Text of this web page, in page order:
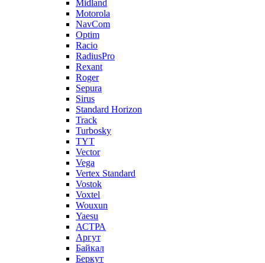
Midland
Motorola
NavCom
Optim
Racio
RadiusPro
Rexant
Roger
Sepura
Sirus
Standard Horizon
Track
Turbosky
TYT
Vector
Vega
Vertex Standard
Vostok
Voxtel
Wouxun
Yaesu
АСТРА
Аргут
Байкал
Беркут